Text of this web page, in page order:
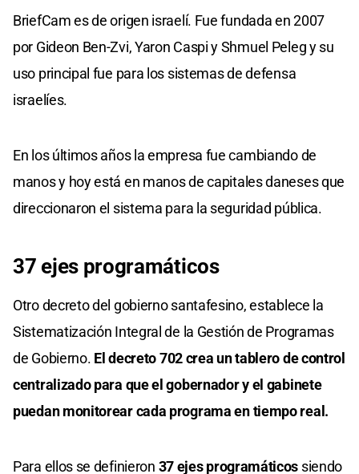
BriefCam es de origen israelí. Fue fundada en 2007
por Gideon Ben-Zvi, Yaron Caspi y Shmuel Peleg y su
uso principal fue para los sistemas de defensa
israelíes.
En los últimos años la empresa fue cambiando de
manos y hoy está en manos de capitales daneses que
direccionaron el sistema para la seguridad pública.
37 ejes programáticos
Otro decreto del gobierno santafesino, establece la
Sistematización Integral de la Gestión de Programas
de Gobierno. El decreto 702 crea un tablero de control
centralizado para que el gobernador y el gabinete
puedan monitorear cada programa en tiempo real.
Para ellos se definieron 37 ejes programáticos siendo